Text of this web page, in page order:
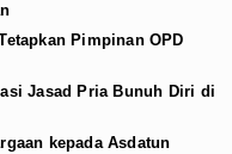
Pimpinan OPD
Jasad Pria Bunuh Diri di
kepada Asdatun